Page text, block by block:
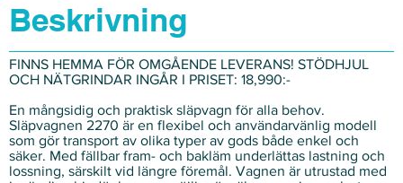
Beskrivning
FINNS HEMMA FÖR OMGÅENDE LEVERANS! STÖDHJUL
OCH NÄTGRINDAR INGÅR I PRISET: 18,990:-
En mångsidig och praktisk släpvagn för alla behov.
Släpvagnen 2270 är en flexibel och användarvänlig modell
som gör transport av olika typer av gods både enkel och
säker. Med fällbar fram- och bakläm underlättas lastning och
lossning, särskilt vid längre föremål. Vagnen är utrustad med